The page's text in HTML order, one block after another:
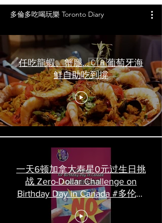
多倫多吃喝玩樂 Toronto Diary
任吃龍蝦、蟹腿…🇨🇦葡萄牙海
鮮自助吃到撐
一天6顿加拿大寿星0元过生日挑
战 Zero-Dollar Challenge on
Birthday Day in Canada #多伦多
吃喝玩乐 #多伦多美食
#torontofood